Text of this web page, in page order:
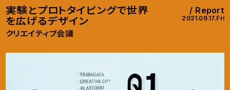
実験とプロトタイピングで世界
を広げるデザイン
クリエイティブ会議
Report
2021.09.17.Fri